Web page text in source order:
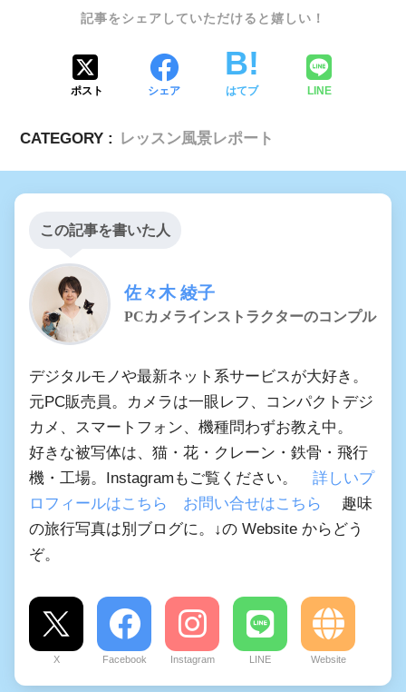
ポスト シェア はてブ LINE
CATEGORY : レッスン風景レポート
この記事を書いた人
佐々木 綾子
PCカメラインストラクターのコンプル
デジタルモノや最新ネット系サービスが大好き。
元PC販売員。カメラは一眼レフ、コンパクトデジ
カメ、スマートフォン、機種問わずお教え中。
好きな被写体は、猫・花・クレーン・鉄骨・飛行
機・工場。Instagramもご覧ください。 詳しいプ
ロフィールはこちら
お問い合せはこちら
趣味
の旅行写真は別ブログに。↓の Website からどう
ぞ。
X Facebook Instagram LINE Website